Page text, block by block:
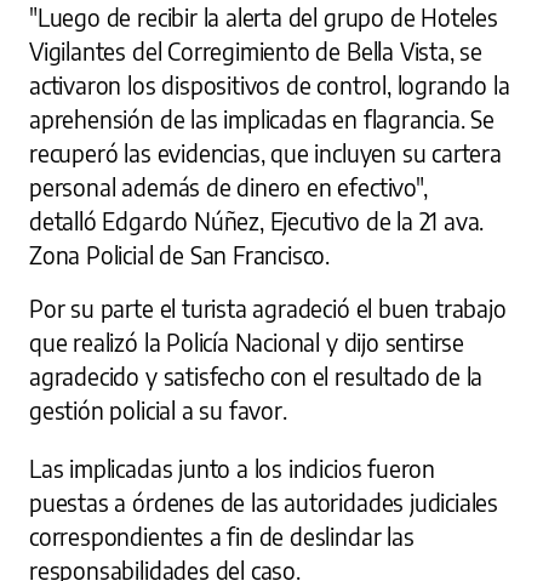
"Luego de recibir la alerta del grupo de Hoteles
Vigilantes del Corregimiento de Bella Vista, se
activaron los dispositivos de control, logrando la
aprehensión de las implicadas en flagrancia. Se
recuperó las evidencias, que incluyen su cartera
personal además de dinero en efectivo",
detalló Edgardo Núñez, Ejecutivo de la 21 ava.
Zona Policial de San Francisco.
Por su parte el turista agradeció el buen trabajo
que realizó la Policía Nacional y dijo sentirse
agradecido y satisfecho con el resultado de la
gestión policial a su favor.
Las implicadas junto a los indicios fueron
puestas a órdenes de las autoridades judiciales
correspondientes a fin de deslindar las
responsabilidades del caso.